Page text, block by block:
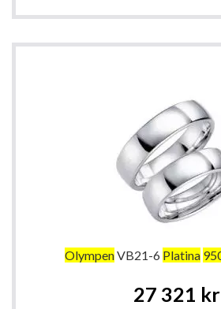
OlympenVB21-6 Platina
27 321 kr